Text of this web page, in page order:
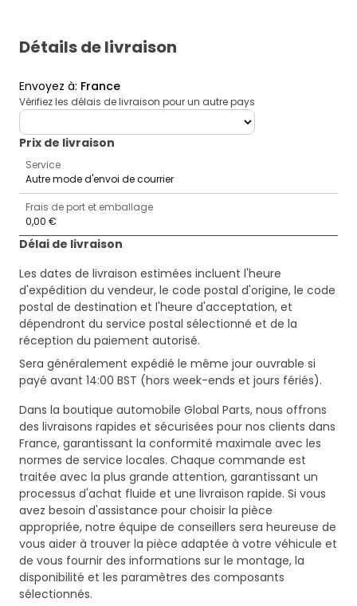
Détails de livraison
Envoyez à: France
Vérifiez les délais de livraison pour un autre pays
deliveryCountry
Prix ​​de livraison
Service
Autre mode d'envoi de courrier
Frais de port et emballage
0,00 €
Délai de livraison
Les dates de livraison estimées incluent l'heure
d'expédition du vendeur, le code postal d'origine, le code
postal de destination et l'heure d'acceptation, et
dépendront du service postal sélectionné et de la
réception du paiement autorisé.
Sera généralement expédié le même jour ouvrable si
payé avant 14:00 BST (hors week-ends et jours fériés).
Dans la boutique automobile Global Parts, nous offrons
des livraisons rapides et sécurisées pour nos clients dans
France, garantissant la conformité maximale avec les
normes de service locales. Chaque commande est
traitée avec la plus grande attention, garantissant un
processus d'achat fluide et une livraison rapide. Si vous
avez besoin d'assistance pour choisir la pièce
appropriée, notre équipe de conseillers sera heureuse de
vous aider à trouver la pièce adaptée à votre véhicule et
de vous fournir des informations sur le montage, la
disponibilité et les paramètres des composants
sélectionnés.